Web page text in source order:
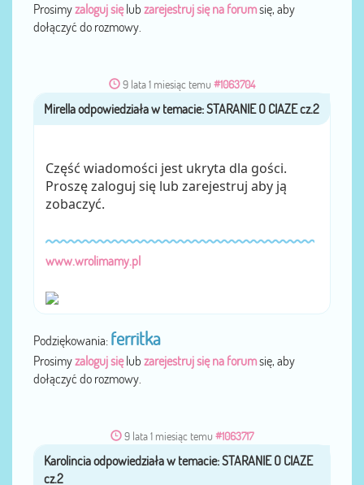
Prosimyzaloguj sięlub zarejestruj się na forumsię, aby
dołączyć do rozmowy.
9 lata 1 miesiąc temu #1063704
przezMirella
Część wiadomości jest ukryta dla gości.
Proszę zaloguj się lub zarejestruj aby ją
zobaczyć.
www.wrolimamy.pl
Podziękowania: ferritka
Prosimyzaloguj sięlub zarejestruj się na forumsię, aby
dołączyć do rozmowy.
9 lata 1 miesiąc temu #1063717
przezKarolincia